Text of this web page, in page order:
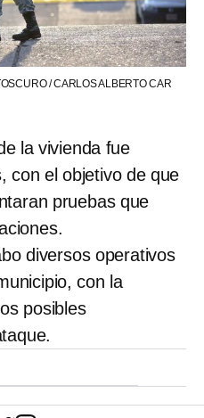
/ CARLOS ALBERTO CAR
la vivienda fue
con el objetivo de que
pruebas que
diversos operativos
con la
posibles